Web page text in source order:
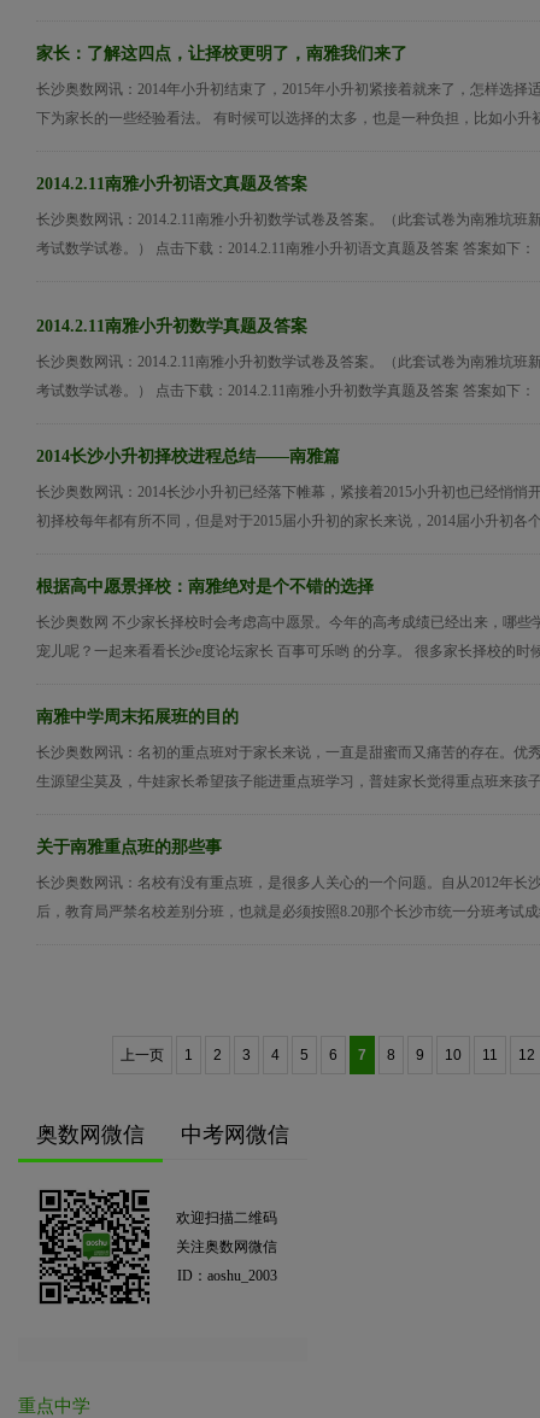
家长：了解这四点，让择校更明了，南雅我们来了
长沙奥数网讯：2014年小升初结束了，2015年小升初紧接着就来了，怎样选择
下为家长的一些经验看法。 有时候可以选择的太多，也是一种负担，比如小升
2014.2.11南雅小升初语文真题及答案
长沙奥数网讯：2014.2.11南雅小升初数学试卷及答案。（此套试卷为南雅坑班
考试数学试卷。） 点击下载：2014.2.11南雅小升初语文真题及答案 答案如下：
2014.2.11南雅小升初数学真题及答案
长沙奥数网讯：2014.2.11南雅小升初数学试卷及答案。（此套试卷为南雅坑班
考试数学试卷。） 点击下载：2014.2.11南雅小升初数学真题及答案 答案如下：
2014长沙小升初择校进程总结——南雅篇
长沙奥数网讯：2014长沙小升初已经落下帷幕，紧接着2015小升初也已经悄悄
初择校每年都有所不同，但是对于2015届小升初的家长来说，2014届小升初各
根据高中愿景择校：南雅绝对是个不错的选择
长沙奥数网 不少家长择校时会考虑高中愿景。今年的高考成绩已经出来，哪些
宠儿呢？一起来看看长沙e度论坛家长 百事可乐哟 的分享。 很多家长择校的时
南雅中学周末拓展班的目的
长沙奥数网讯：名初的重点班对于家长来说，一直是甜蜜而又痛苦的存在。优
生源望尘莫及，牛娃家长希望孩子能进重点班学习，普娃家长觉得重点班来孩
关于南雅重点班的那些事
长沙奥数网讯：名校有没有重点班，是很多人关心的一个问题。自从2012年长
后，教育局严禁名校差别分班，也就是必须按照8.20那个长沙市统一分班考试
上一页 1 2 3 4 5 6 7 8 9 10 11 12
奥数网微信 中考网微信
欢迎扫描二维码
关注奥数网微信
ID：aoshu_2003
重点中学